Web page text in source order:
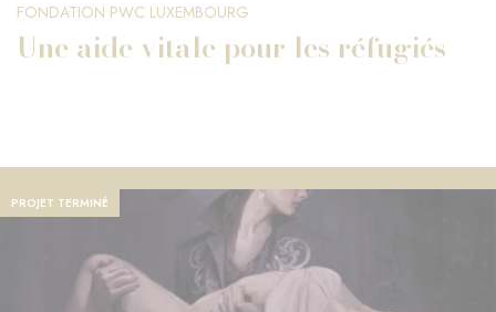
FONDATION PWC LUXEMBOURG
Une aide vitale pour les réfugiés
PROJET TERMINÉ